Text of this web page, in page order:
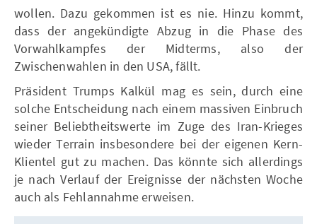
wollen. Dazu gekommen ist es nie. Hinzu kommt,
dass der angekündigte Abzug in die Phase des
Vorwahlkampfes der Midterms, also der
Zwischenwahlen in den USA, fällt.
Präsident Trumps Kalkül mag es sein, durch eine
solche Entscheidung nach einem massiven Einbruch
seiner Beliebtheitswerte im Zuge des Iran-Krieges
wieder Terrain insbesondere bei der eigenen Kern-
Klientel gut zu machen. Das könnte sich allerdings
je nach Verlauf der Ereignisse der nächsten Woche
auch als Fehlannahme erweisen.